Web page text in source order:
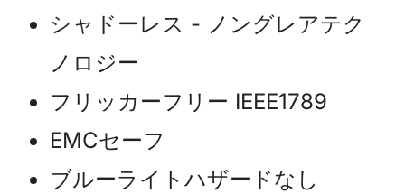
シャドーレス - ノングレアテク
ノロジー
フリッカーフリー IEEE1789
EMCセーフ
ブルーライトハザードなし